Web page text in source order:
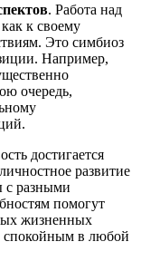
. Работа над
к своему
Это симбиоз
Например,
очередь,
достигается
развитие
с разными
помогут
жизненных
спокойным в любой